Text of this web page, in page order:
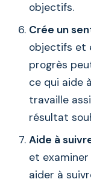
objectifs.
Crée un
objectifs et
progrès
ce qui aide
travaille
résultat
Aide à
et
aider à